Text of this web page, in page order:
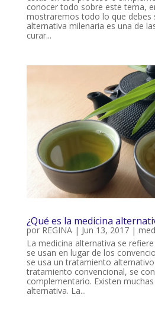
conocer todo sobre este tema,
mostraremos todo lo que debes
alternativa milenaria es una de
curar...
¿Qué es la medicina
por REGINA| Jun 13, 2017|
La medicina alternativa se
se usan en lugar de los
se usa un tratamiento
tratamiento convencional, se
complementario. Existen
alternativa. La...